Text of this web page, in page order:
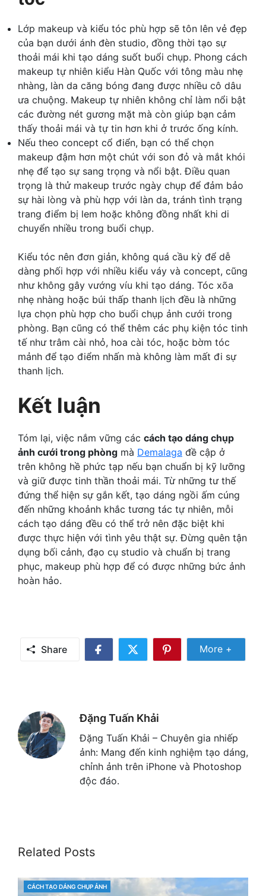
Lớp makeup và kiểu tóc phù hợp sẽ tôn lên vẻ đẹp
của bạn dưới ánh đèn studio, đồng thời tạo sự
thoải mái khi tạo dáng suốt buổi chụp. Phong cách
makeup tự nhiên kiểu Hàn Quốc với tông màu nhẹ
nhàng, làn da căng bóng đang được nhiều cô dâu
ưa chuộng. Makeup tự nhiên không chỉ làm nổi bật
các đường nét gương mặt mà còn giúp bạn cảm
thấy thoải mái và tự tin hơn khi ở trước ống kính.
Nếu theo concept cổ điển, bạn có thể chọn
makeup đậm hơn một chút với son đỏ và mắt khói
nhẹ để tạo sự sang trọng và nổi bật. Điều quan
trọng là thử makeup trước ngày chụp để đảm bảo
sự hài lòng và phù hợp với làn da, tránh tình trạng
trang điểm bị lem hoặc không đồng nhất khi di
chuyển nhiều trong buổi chụp.
Kiểu tóc nên đơn giản, không quá cầu kỳ để dễ
dàng phối hợp với nhiều kiểu váy và concept, cũng
như không gây vướng víu khi tạo dáng. Tóc xõa
nhẹ nhàng hoặc búi thấp thanh lịch đều là những
lựa chọn phù hợp cho buổi chụp ảnh cưới trong
phòng. Bạn cũng có thể thêm các phụ kiện tóc tinh
tế như trâm cài nhỏ, hoa cài tóc, hoặc bờm tóc
mảnh để tạo điểm nhấn mà không làm mất đi sự
thanh lịch.
Kết luận
Tóm lại, việc nắm vững các cách tạo dáng chụp
ảnh cưới trong phòng mà Demalaga đề cập ở
trên không hề phức tạp nếu bạn chuẩn bị kỹ lưỡng
và giữ được tinh thần thoải mái. Từ những tư thế
đứng thể hiện sự gắn kết, tạo dáng ngồi ấm cúng
đến những khoảnh khắc tương tác tự nhiên, mỗi
cách tạo dáng đều có thể trở nên đặc biệt khi
được thực hiện với tình yêu thật sự. Đừng quên tận
dụng bối cảnh, đạo cụ studio và chuẩn bị trang
phục, makeup phù hợp để có được những bức ảnh
hoàn hảo.
Share
Share
Share
Share
More +
Đặng Tuấn Khải
Đặng Tuấn Khải – Chuyên gia nhiếp
ảnh: Mang đến kinh nghiệm tạo dáng,
chỉnh ảnh trên iPhone và Photoshop
độc đáo.
Related Posts
CATEGORIES
CÁCH TẠO DÁNG CHỤP ẢNH